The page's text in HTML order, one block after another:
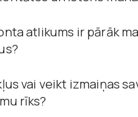
atlikums ir pārāk
vai veikt izmaiņas
rīks?